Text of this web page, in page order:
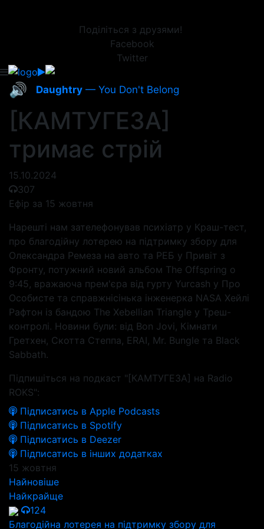
Поділіться з друзями!
Facebook
Twitter
🔊 Daughtry — You Don't Belong
[КАМТУГЕЗА]
тримає стрій
15.10.2024
307
Ефір за 15 жовтня
Нарешті нам зателефонував психіатр у Краш-тест,
про благодійну лотерею на підтримку збору для
Олександра Ремеза на авто та РЕБ у Привіт з
Фронту, потужний новий альбом The Offspring о
9:45, вражаюча прем'єра від гурту Yurcash у Про
Особисте та справжнісінька інженерка NASA Хейлі
Рафтон із бандою The Xebellian Triangle у Треш-
контролі. Новини були: від Bon Jovi, Кімнати
Гретхен, Скотта Степпа, ERAI, Mr. Bungle та Black
Sabbath.
Підпишіться на подкаст "[КАМТУГЕЗА] на Radio
ROKS":
Підписатись в Apple Podcasts
Підписатись в Spotify
Підписатись в Deezer
Підписатись в інших додатках
15 жовтня
Найновіше
Найкрайще
124
Благодійна лотерея на підтримку збору для